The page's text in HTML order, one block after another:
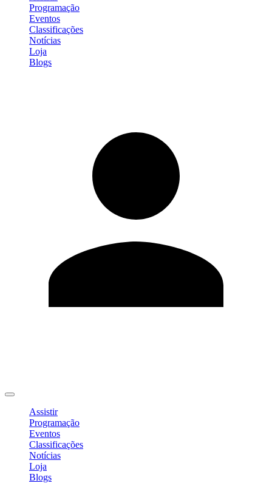
Programação
Eventos
Classificações
Notícias
Loja
Blogs
Assistir
Programação
Eventos
Classificações
Notícias
Loja
Blogs